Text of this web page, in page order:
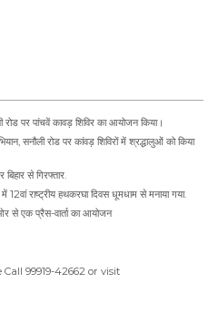
रोड पर पांचवें कावड़ शिविर का आयोजन किया।
सनौली रोड पर कांवड़ शिविरों में श्रद्धालुओं को किया
से गिरफ्तार.
12वां राष्ट्रीय हथकरघा दिवस धूमधाम से मनाया गया.
ओर से एक प्रैस-वार्ता का आयोजन
Call 99919-42662 or visit